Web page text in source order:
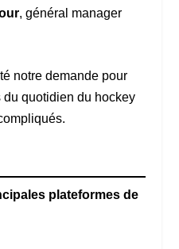
, général manager
notre demande pour
quotidien du hockey
plateformes de